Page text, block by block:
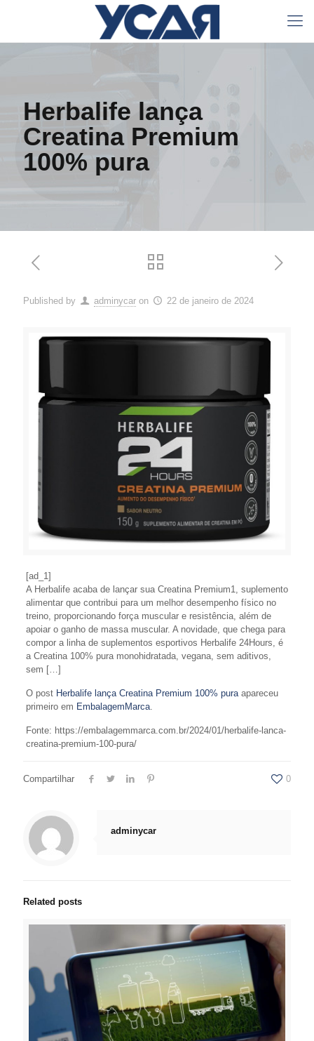
Herbalife lança
Creatina Premium
100% pura
Published by adminycar on 22 de janeiro de 2024
[ad_1]
A Herbalife acaba de lançar sua Creatina Premium1, suplemento
alimentar que contribui para um melhor desempenho físico no
treino, proporcionando força muscular e resistência, além de
apoiar o ganho de massa muscular. A novidade, que chega para
compor a linha de suplementos esportivos Herbalife 24Hours, é
a Creatina 100% pura monohidratada, vegana, sem aditivos,
sem […]
O post Herbalife lança Creatina Premium 100% puraapareceu
primeiro em EmbalagemMarca.
Fonte: https://embalagemmarca.com.br/2024/01/herbalife-lanca-
creatina-premium-100-pura/
Compartilhar 0
adminycar
Related posts